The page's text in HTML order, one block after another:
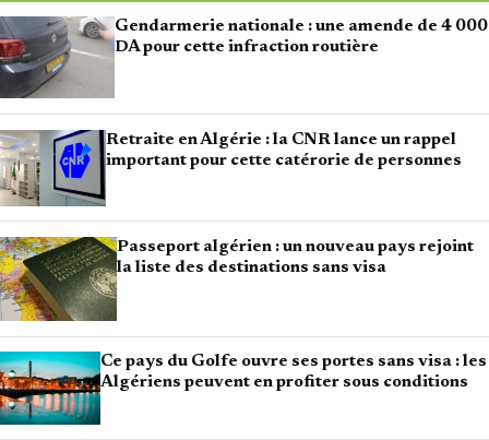
Gendarmerie nationale : une amende de 4 000
DA pour cette infraction routière
Retraite en Algérie : la CNR lance un rappel
important pour cette catérorie de personnes
Passeport algérien : un nouveau pays rejoint
la liste des destinations sans visa
Ce pays du Golfe ouvre ses portes sans visa : les
Algériens peuvent en profiter sous conditions